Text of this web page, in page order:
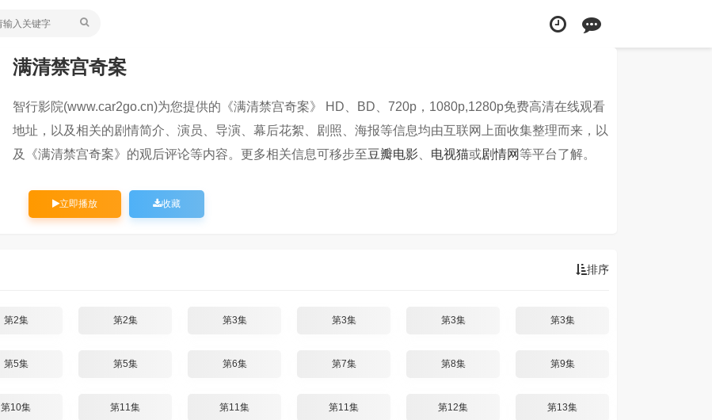
满清禁宫奇案
智行影院(www.car2go.cn)为您提供的《满清禁宫奇案》 HD、BD、720p，1080p,1280p免费高清在线观看
地址，以及相关的剧情简介、演员、导演、幕后花絮、剧照、海报等信息均由互联网上面收集整理而来，以
及《满清禁宫奇案》的观后评论等内容。更多相关信息可移步至豆瓣电影 电视猫或剧情网 等平台了解。
立即播放 收藏
排序
第2集 第2集 第3集 第3集 第3集 第3集
第5集 第5集 第6集 第7集 第8集 第9集
第10集 第11集 第11集 第11集 第12集 第13集